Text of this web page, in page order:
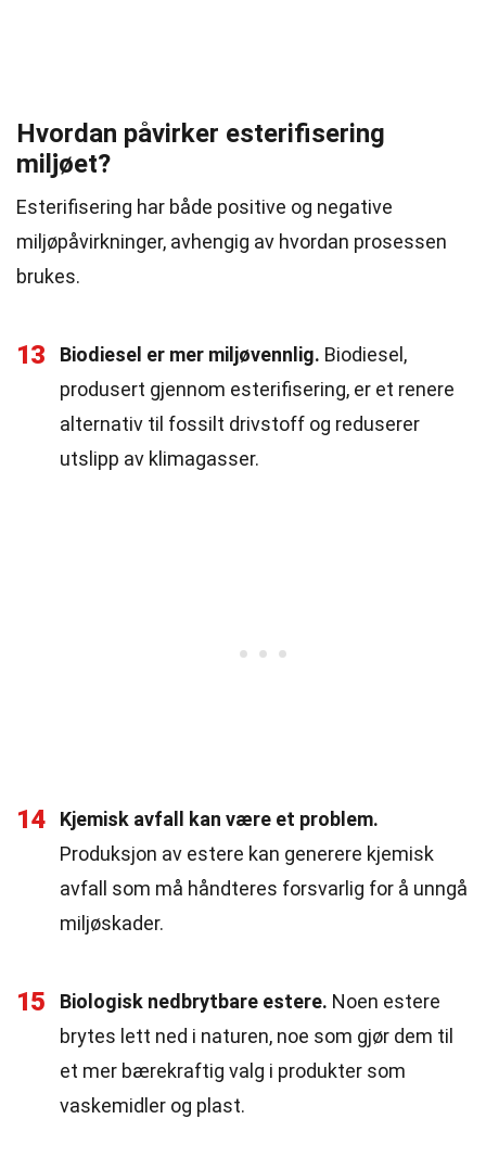
Hvordan påvirker esterifisering
miljøet?
Esterifisering har både positive og negative
miljøpåvirkninger, avhengig av hvordan prosessen
brukes.
13 Biodiesel er mer miljøvennlig. Biodiesel,
produsert gjennom esterifisering, er et renere
alternativ til fossilt drivstoff og reduserer
utslipp av klimagasser.
14
Kjemisk avfall kan være et problem.
Produksjon av estere kan generere kjemisk
avfall som må håndteres forsvarlig for å unngå
miljøskader.
15 Biologisk nedbrytbare estere. Noen estere
brytes lett ned i naturen, noe som gjør dem til
et mer bærekraftig valg i produkter som
vaskemidler og plast.